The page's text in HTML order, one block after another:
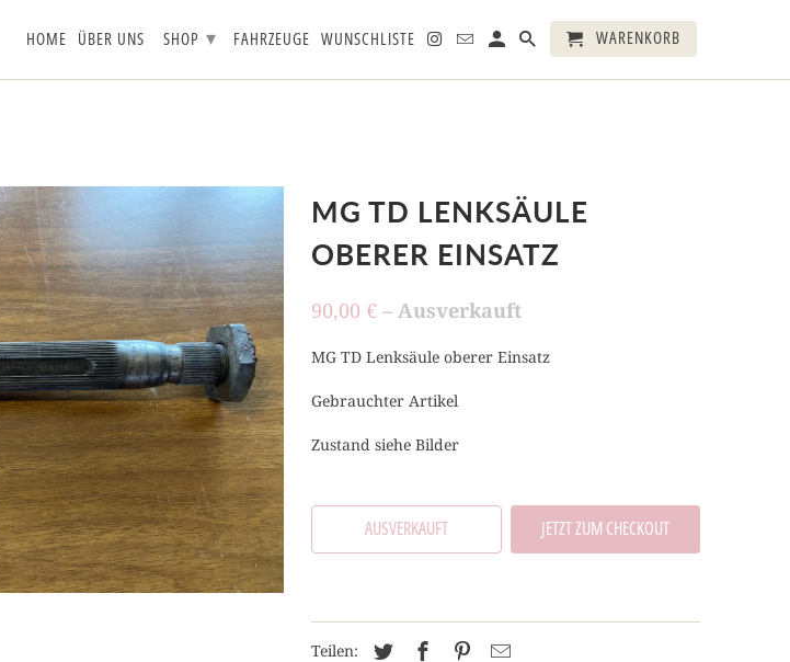
MG TD LENKSÄULE
OBERER EINSATZ
90,00 € – Ausverkauft
MG TD Lenksäule oberer Einsatz
Gebrauchter Artikel
Zustand siehe Bilder
AUSVERKAUFT JETZT ZUM CHECKOUT
Teilen:
HOME ÜBER UNS SHOP ▾ FAHRZEUGE WUNSCHLISTE WARENKORB